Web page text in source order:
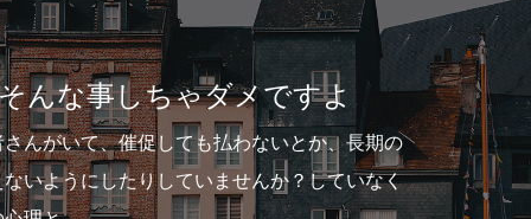
ゃダメですよ
ても払わないとか、長期の
ていませんか？していなく
家
突